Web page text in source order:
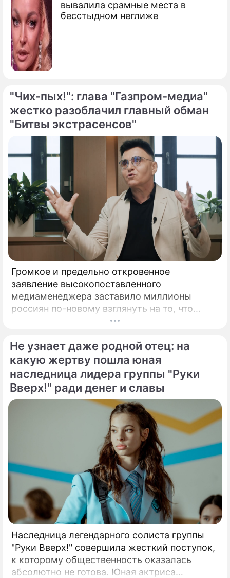
вывалила срамные места в
бесстыдном неглиже
"Чих-пых!": глава "Газпром-медиа"
жестко разоблачил главный обман
"Битвы экстрасенсов"
Громкое и предельно откровенное
заявление высокопоставленного
медиаменеджера заставило миллионы
россиян по-новому взглянуть на то, что
годами происходит на экране главного
Генеральный директор мощнейшего
холдинга "Газпром-медиа" Александр Жаров
решился на неожидаемый и крайне острый
демарш.
Не узнает даже родной отец: на
какую жертву пошла юная
наследница лидера группы "Руки
Вверх!" ради денег и славы
Наследница легендарного солиста группы
"Руки Вверх!" совершила жесткий поступок,
к которому общественность оказалась
абсолютно не готова. Юная актриса